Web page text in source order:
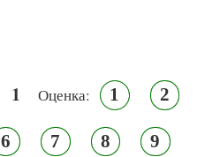
1 Оценка: 1 2
6 7 8 9